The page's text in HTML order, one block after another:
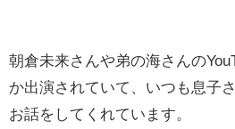
朝倉未来さんや弟の海さんの
か出演されていて、いつも息子
お話をしてくれています。